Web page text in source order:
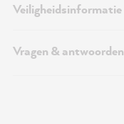
Veiligheidsinformatie
Vragen & antwoorden